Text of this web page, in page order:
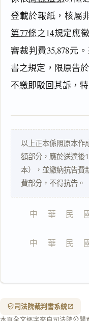
登載於報紙，核屬
第77條之14規定應
審裁判費35,878元
書之規定，限原告
不繳即駁回其訴，
以上正本係照原本作
額部分，應於送達後
本），並繳納抗告費
費部分，不得抗告。
中    華    民
中    華    民
司法院裁判書系統